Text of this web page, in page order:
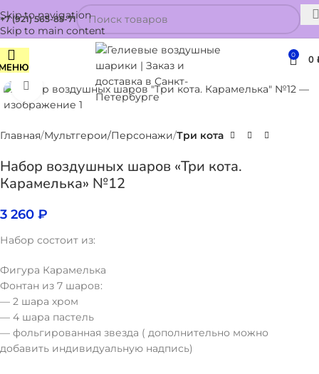
Skip to navigation
Skip to main content
+7 (921) 565-85-71
0 0
Нажмите, чтобы увеличить
Главная Мультгерои/Персонажи Три кота
Набор воздушных шаров «Три кота.
Карамелька» №12
3 260 ₽
Набор состоит из:
Фигура Карамелька
Фонтан из 7 шаров:
— 2 шара хром
— 4 шара пастель
— фольгированная звезда ( дополнительно можно
добавить индивидуальную надпись)